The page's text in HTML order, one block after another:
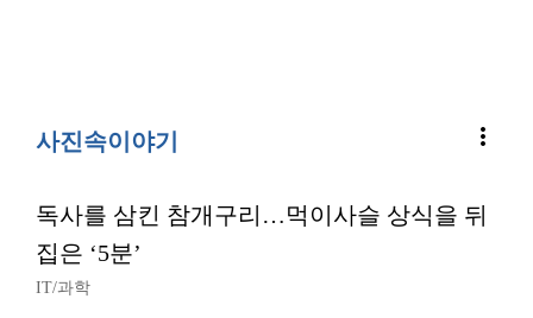
사진속이야기 more_vert
독사를 삼킨 참개구리…먹이사슬 상식을 뒤
집은 ‘5분’
IT/과학